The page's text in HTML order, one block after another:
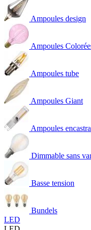
Ampoules design
Ampoules
Ampoules tube
Ampoules Giant
Ampoules
Dimmable sans
Basse tension
Bundels
LED